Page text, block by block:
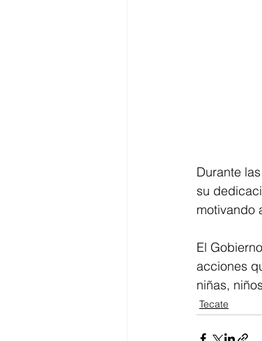
Durante
su
motivando
El
acciones
niñas,
Tecate